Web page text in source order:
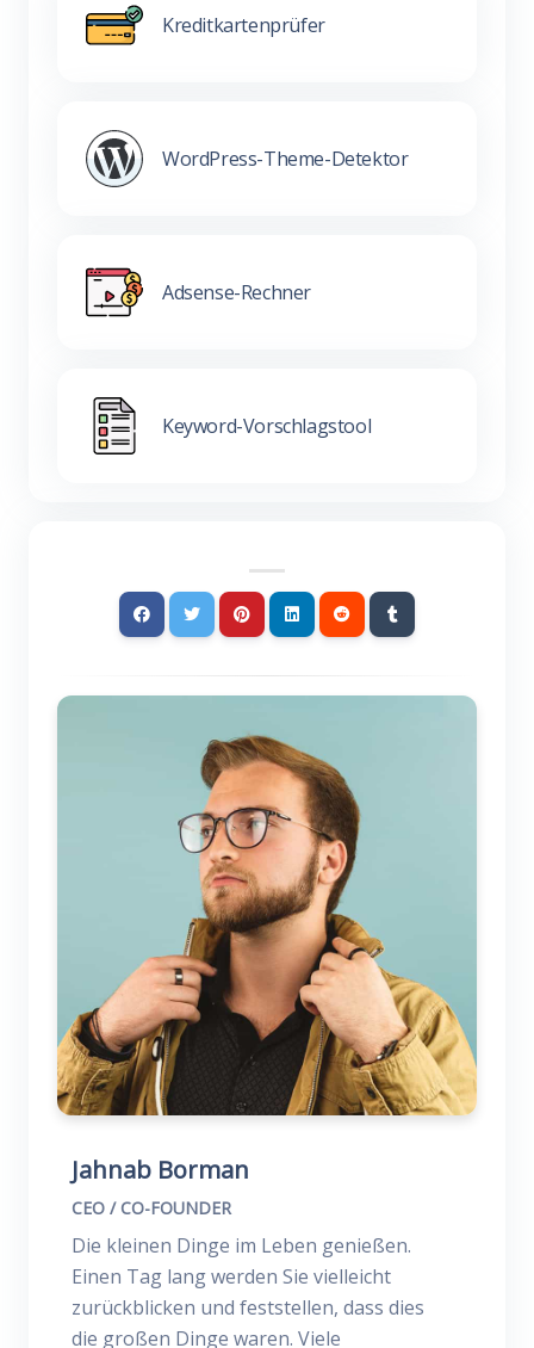
Kreditkartenprüfer
WordPress-Theme-Detektor
Adsense-Rechner
Keyword-Vorschlagstool
Jahnab Borman
CEO / CO-FOUNDER
Die kleinen Dinge im Leben genießen.
Einen Tag lang werden Sie vielleicht
zurückblicken und feststellen, dass dies
die großen Dinge waren. Viele